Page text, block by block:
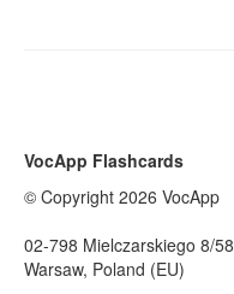
VocApp Flashcards
© Copyright 2026 VocApp
02-798 Mielczarskiego 8/58
Warsaw, Poland (EU)